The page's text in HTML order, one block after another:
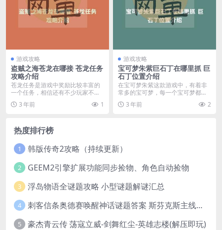
游戏攻略
盗贼之海苍龙在哪接 苍龙任务
攻略介绍
苍龙任务是游戏中奖励比较丰富的
一个任务，相信还有不少玩家不清
楚哪里触发任务，下面...
3 年前 1
游戏攻略
宝可梦朱紫巨石丁在哪里抓 巨
石丁位置介绍
在宝可梦朱紫这款游戏中，有着非
常多的宝可梦，每一个宝可梦都有
着属于自己的区域，其...
3 年前 2
热度排行榜
1 韩版传奇2攻略（持续更新）
2 GEEM2引擎扩展功能同步捡物、角色自动捡物
3 浮岛物语全谜题攻略 小型谜题解谜汇总
4 刺客信条奥德赛唤醒神话谜题答案 斯芬克斯主线攻略
5 豪杰青云传 荡寇立威-剑舞红尘-英雄志楼(解压即玩)